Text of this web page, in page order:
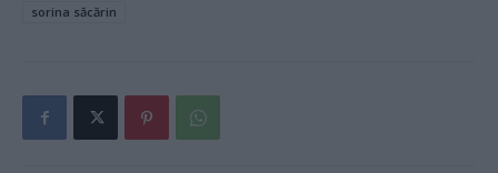
sorina săcărin